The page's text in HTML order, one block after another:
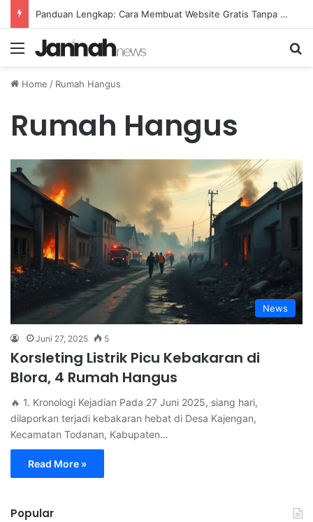
Panduan Lengkap: Cara Membuat Website Gratis Tanpa Coding
Menu
Home / Rumah Hangus
Rumah Hangus
News
Juni 27, 2025 5
Korsleting Listrik Picu Kebakaran di
Blora, 4 Rumah Hangus
🔥 1. Kronologi Kejadian Pada 27 Juni 2025, siang hari,
dilaporkan terjadi kebakaran hebat di Desa Kajengan,
Kecamatan Todanan, Kabupaten…
Read More »
Popular